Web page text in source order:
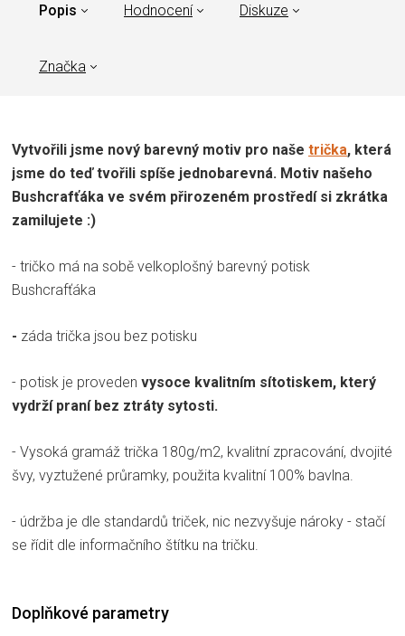
Popis Hodnocení Diskuze
Značka
Vytvořili jsme nový barevný motiv pro naše trička, která
jsme do teď tvořili spíše jednobarevná. Motiv našeho
Bushcrafťáka ve svém přirozeném prostředí si zkrátka
zamilujete :)
- tričko má na sobě velkoplošný barevný potisk
Bushcrafťáka
- záda trička jsou bez potisku
- potisk je proveden vysoce kvalitním sítotiskem, který
vydrží praní bez ztráty sytosti.
- Vysoká gramáž trička 180g/m2, kvalitní zpracování, dvojité
švy, vyztužené průramky, použita kvalitní 100% bavlna.
- údržba je dle standardů triček, nic nezvyšuje nároky - stačí
se řídit dle informačního štítku na tričku.
Doplňkové parametry